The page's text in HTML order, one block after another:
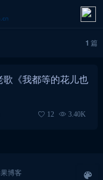
1 篇
《我都等的花儿也
12 3.40K
博客